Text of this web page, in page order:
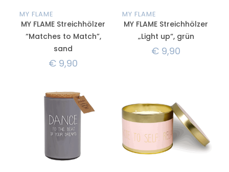
MY FLAME
MY FLAME Streichhölzer
“Matches to Match”,
sand
€ 9,90
MY FLAME
MY FLAME Streichhölzer
„Light up“, grün
€ 9,90